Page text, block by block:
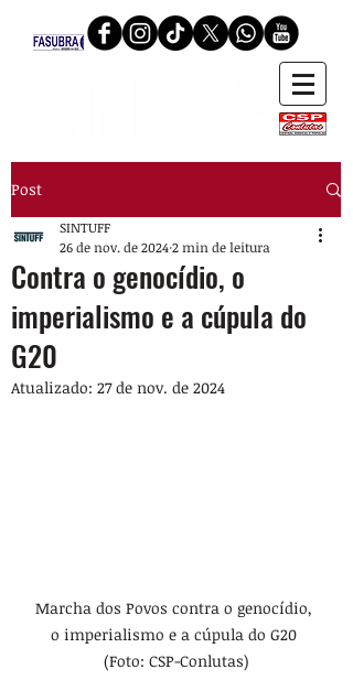
Post
Contra o genocídio, o
imperialismo e a cúpula do
G20
SINTUFF
26 de nov. de 20242 min de leitura
Atualizado: 27 de nov. de 2024
Marcha dos Povos contra o genocídio,
o imperialismo e a cúpula do G20
(Foto: CSP-Conlutas)